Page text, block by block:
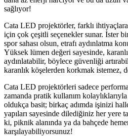
sağlıyor!
Cata LED projektörler, farklı
için çok çeşitli seçenekler sunar. İster
spor sahası olsun, etrafı aydınlatma
Yüksek lümen değeri sayesinde,
aydınlatabilir, böylece güvenliği
karanlık köşelerden korkmak istemez,
Cata LED projektörleri sadece
zamanda pratik kullanım
oldukça basit; birkaç adımda işinizi
yapıları sayesinde dilediğiniz her yere
ki, piknik alanında ya da bahçede
karşılayabiliyorsunuz!